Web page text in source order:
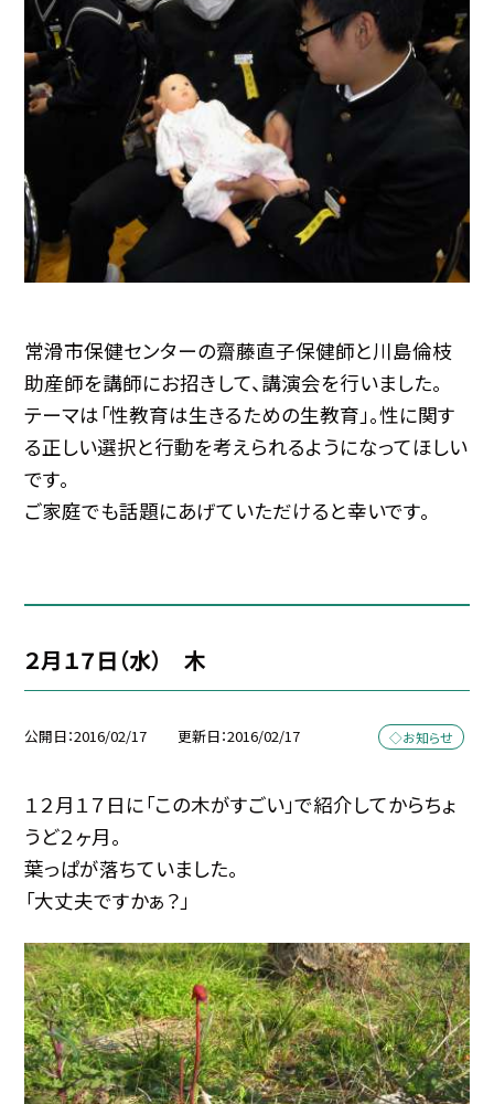
常滑市保健センターの齋藤直子保健師と川島倫枝
助産師を講師にお招きして、講演会を行いました。
テーマは「性教育は生きるための生教育」。性に関す
る正しい選択と行動を考えられるようになってほしい
です。
ご家庭でも話題にあげていただけると幸いです。
２月１７日（水） 木
公開日 2016/02/17 更新日 2016/02/17 ◇お知らせ
１２月１７日に「この木がすごい」で紹介してからちょ
うど２ヶ月。
葉っぱが落ちていました。
「大丈夫ですかぁ？」